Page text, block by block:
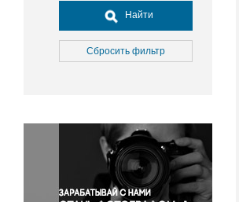
Досуг, туризм и отдых
Культура
Медицина
Окружающая среда
Политика
Правосудие
Происшествия и конфликты
Найти
Сбросить фильтр